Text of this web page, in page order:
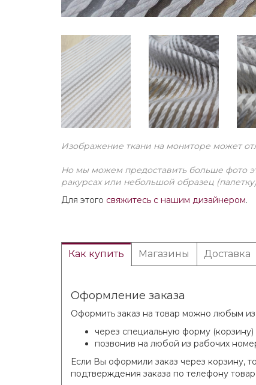
Изображение ткани на мониторе может
Но мы можем предоставить больше фото
ракурсах или небольшой образец
Для этого свяжитесь с нашим дизайнером.
Как купить Магазины Доставка
Оформление заказа
Оформить заказ на товар можно любым
через специальную форму
позвонив на любой из рабочих
Если Вы оформили заказ через корзину,
подтверждения заказа по телефону